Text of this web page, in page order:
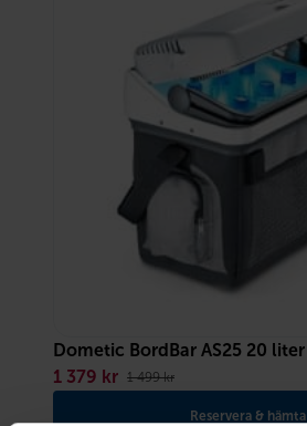
Dometic BordBar AS25 20 liter
1 499kr
1 379 kr
Reservera & hämta